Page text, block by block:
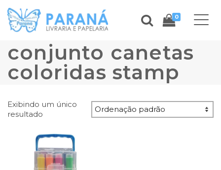
0
conjunto canetas
coloridas stamp
Exibindo um único
resultado